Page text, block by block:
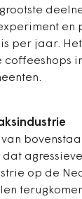
en
per jaar.
op de